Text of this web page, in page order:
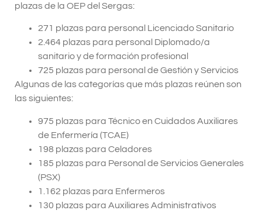
plazas de la OEP del Sergas:
271 plazas para personal Licenciado Sanitario
2.464 plazas para personal Diplomado/a
sanitario y de formación profesional
725 plazas para personal de Gestión y Servicios
Algunas de las categorías que más plazas reúnen son
las siguientes:
975 plazas para Técnico en Cuidados Auxiliares
de Enfermería (TCAE)
198 plazas para Celadores
185 plazas para Personal de Servicios Generales
(PSX)
1.162 plazas para Enfermeros
130 plazas para Auxiliares Administrativos